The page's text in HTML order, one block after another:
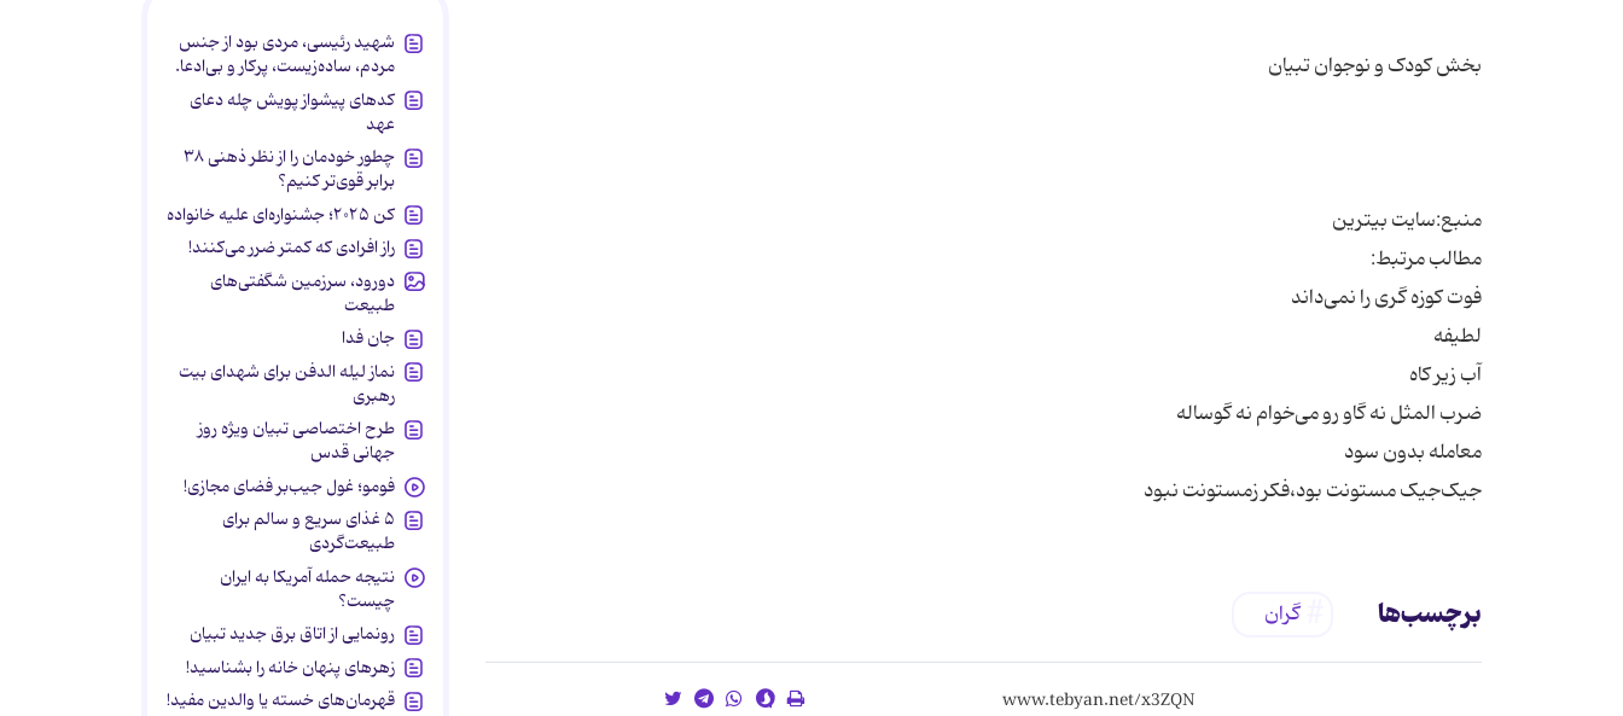
جیک‌جیک مستونت بود،فکر زمستونت نبود
برچسب‌ها گران
شهید رئیسی، مردی بود از جنس
مردم، ساده‌زیست، پرکار و بی‌ادعا.
کدهای پیشواز پویش چله دعای
عهد
چطور خودمان را از نظر ذهنی ۳۸
برابر قوی‌تر کنیم؟
کن ۲۰۲۵؛ جشنواره‌ای علیه خانواده
راز افرادی که کمتر ضرر می‌کنند!
دورود، سرزمین شگفتی‌های
طبیعت
جان فدا
نماز لیله الدفن برای شهدای بیت
رهبری
طرح اختصاصی تبیان ویژه روز
جهانی قدس
فومو؛ غول جیب‌بر فضای مجازی!
۵ غذای سریع و سالم برای
طبیعت‌گردی
نتیجه حمله آمریکا به ایران
چیست؟
رونمایی از اتاق برق جدید تبیان
زهرهای پنهان خانه را بشناسید!
قهرمان‌های خسته یا والدین مفید!